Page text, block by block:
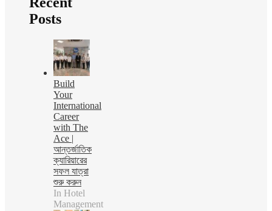
Posts
Build
Your
International
Career
with The
Ace |
আন্তর্জাতিক
ক্যারিয়ারের
সফল যাত্রা
শুরু করুন
In Hotel
Management